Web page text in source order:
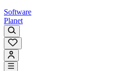
Software
Planet